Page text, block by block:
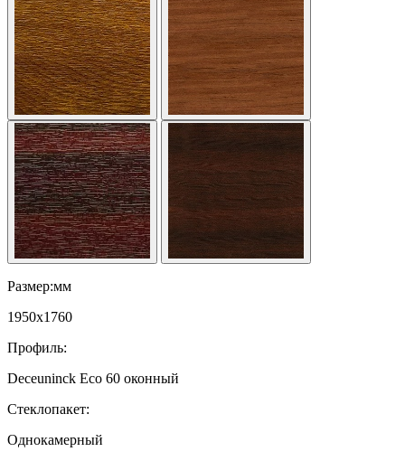
Размер:мм
1950x1760
Профиль:
Deceuninck Eco 60 оконный
Стеклопакет:
Однокамерный